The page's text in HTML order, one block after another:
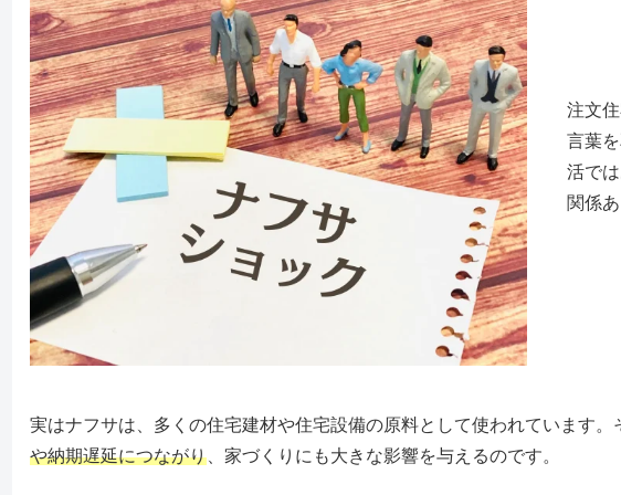
注文
言葉
活で
関係
実はナフサは、多くの住宅建材や住宅設備の原料として使われています。
や納期遅延につながり、家づくりにも大きな影響を与えるのです。